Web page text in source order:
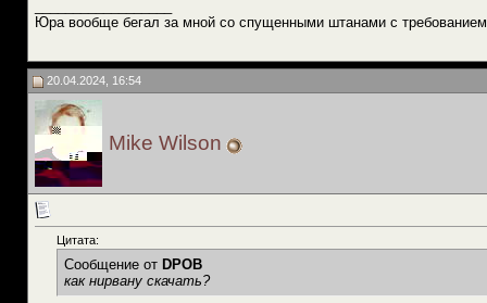
Юра вообще бегал за мной со спущенными штанами с
20.04.2024, 16:54
Mike Wilson
Цитата:
Сообщение от DPOB
как нирвану скачать?